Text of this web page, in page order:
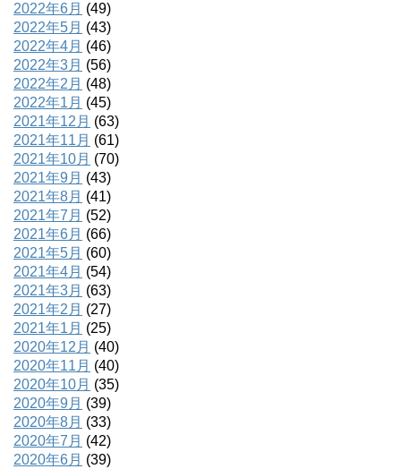
2022年6月 (49)
2022年5月 (43)
2022年4月 (46)
2022年3月 (56)
2022年2月 (48)
2022年1月 (45)
2021年12月 (63)
2021年11月 (61)
2021年10月 (70)
2021年9月 (43)
2021年8月 (41)
2021年7月 (52)
2021年6月 (66)
2021年5月 (60)
2021年4月 (54)
2021年3月 (63)
2021年2月 (27)
2021年1月 (25)
2020年12月 (40)
2020年11月 (40)
2020年10月 (35)
2020年9月 (39)
2020年8月 (33)
2020年7月 (42)
2020年6月 (39)